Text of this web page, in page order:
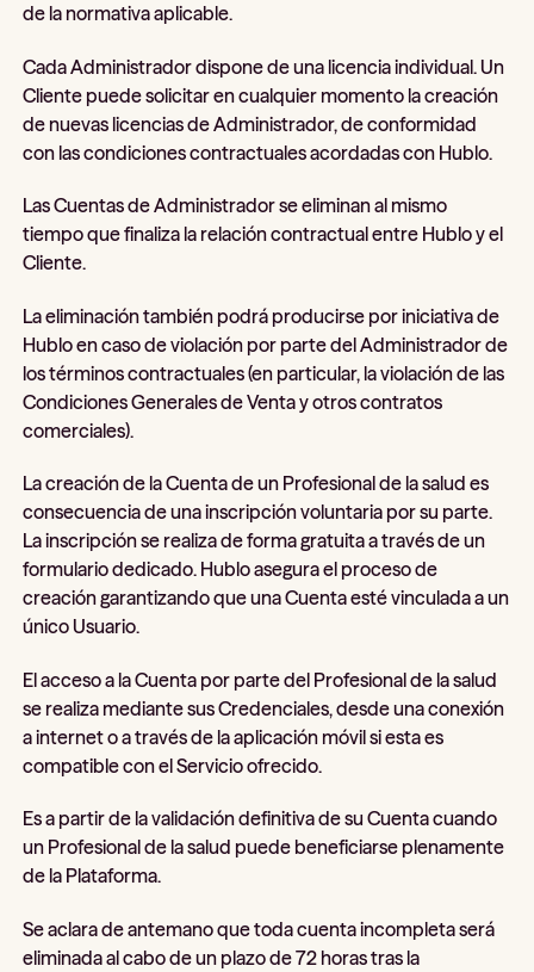
de la normativa aplicable.
Cada Administrador dispone de una licencia individual. Un
Cliente puede solicitar en cualquier momento la creación
de nuevas licencias de Administrador, de conformidad
con las condiciones contractuales acordadas con Hublo.
Las Cuentas de Administrador se eliminan al mismo
tiempo que finaliza la relación contractual entre Hublo y el
Cliente.
La eliminación también podrá producirse por iniciativa de
Hublo en caso de violación por parte del Administrador de
los términos contractuales (en particular, la violación de las
Condiciones Generales de Venta y otros contratos
comerciales).
La creación de la Cuenta de un Profesional de la salud es
consecuencia de una inscripción voluntaria por su parte.
La inscripción se realiza de forma gratuita a través de un
formulario dedicado. Hublo asegura el proceso de
creación garantizando que una Cuenta esté vinculada a un
único Usuario.
El acceso a la Cuenta por parte del Profesional de la salud
se realiza mediante sus Credenciales, desde una conexión
a internet o a través de la aplicación móvil si esta es
compatible con el Servicio ofrecido.
Es a partir de la validación definitiva de su Cuenta cuando
un Profesional de la salud puede beneficiarse plenamente
de la Plataforma.
Se aclara de antemano que toda cuenta incompleta será
eliminada al cabo de un plazo de 72 horas tras la